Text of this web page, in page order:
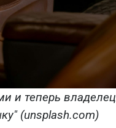
и теперь владелец
(unsplash.com)